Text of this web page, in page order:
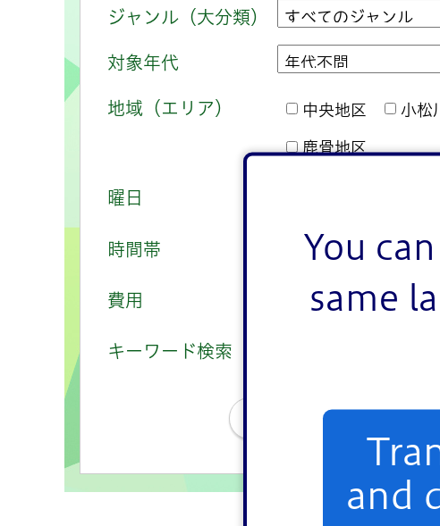
You
same
and
ジャンル（大分類）
対象年代
地域（エリア） 中央地区 小松
鹿骨地区
曜日
時間帯 午前 午後
費用 有 無
キーワード検索
条件をクリア